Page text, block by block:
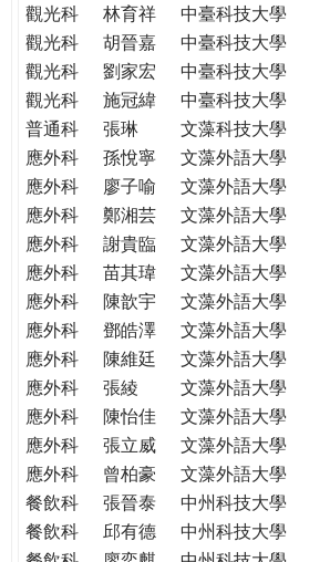
觀光科
林育祥 中臺科技大學
觀光科
胡晉嘉 中臺科技大學
觀光科
劉家宏 中臺科技大學
觀光科
施冠緯 中臺科技大學
普通科
張琳 文藻科技大學
應外科
孫悅寧 文藻外語大學
應外科
廖子喻 文藻外語大學
應外科
鄭湘芸 文藻外語大學
應外科
謝貴臨 文藻外語大學
應外科
苗其瑋 文藻外語大學
應外科
陳歆宇 文藻外語大學
應外科
鄧皓澤 文藻外語大學
應外科
陳維廷 文藻外語大學
應外科
張綾 文藻外語大學
應外科
陳怡佳 文藻外語大學
應外科
張立威 文藻外語大學
應外科
曾柏豪 文藻外語大學
餐飲科
張晉泰 中州科技大學
餐飲科
邱有德 中州科技大學